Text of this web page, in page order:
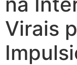
Virais